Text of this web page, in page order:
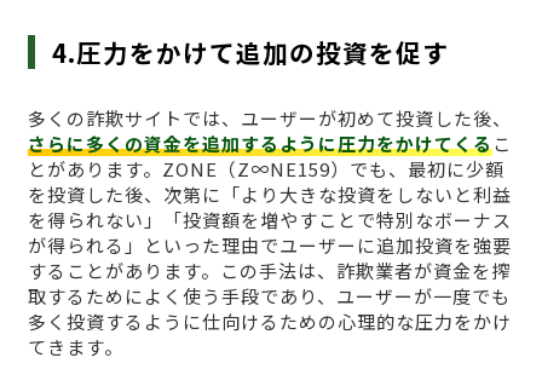
4.圧力をかけて追加の投資を促す
多くの詐欺サイトでは、ユーザーが初めて投資した後、
さらに多くの資金を追加するように圧力をかけてくるこ
とがあります。ZONE（Z∞NE159）でも、最初に少額
を投資した後、次第に「より大きな投資をしないと利益
を得られない」「投資額を増やすことで特別なボーナス
が得られる」といった理由でユーザーに追加投資を強要
することがあります。この手法は、詐欺業者が資金を搾
取するためによく使う手段であり、ユーザーが一度でも
多く投資するように仕向けるための心理的な圧力をかけ
てきます。